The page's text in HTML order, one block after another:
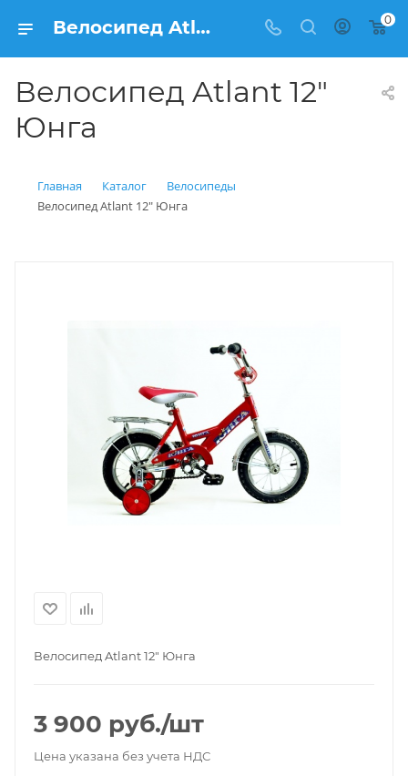
Велосипед Atlant 12" Юнга купить: цена 3 900 рублей в Балашихе | Интернет магазин Вело150 0
Велосипед Atlant 12"
Юнга
Главная Каталог
Велосипеды
Велосипед Atlant 12" Юнга
Велосипед Atlant 12" Юнга
3 900 руб./шт
Цена указана без учета НДС